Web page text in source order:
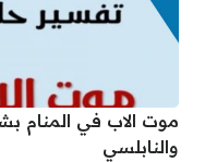
موت الاب في المنام
والنابلسي